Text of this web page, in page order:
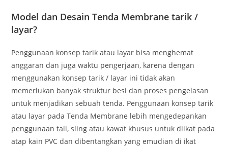
Model dan Desain Tenda Membrane tarik /
layar?
Penggunaan konsep tarik atau layar bisa menghemat
anggaran dan juga waktu pengerjaan, karena dengan
menggunakan konsep tarik / layar ini tidak akan
memerlukan banyak struktur besi dan proses pengelasan
untuk menjadikan sebuah tenda. Penggunaan konsep tarik
atau layar pada Tenda Membrane lebih mengedepankan
penggunaan tali, sling atau kawat khusus untuk diikat pada
atap kain PVC dan dibentangkan yang emudian di ikat